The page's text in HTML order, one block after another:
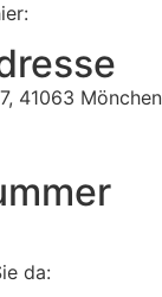
41063
da: